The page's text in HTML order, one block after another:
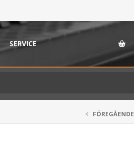
SERVICE
FÖREGÅENDE